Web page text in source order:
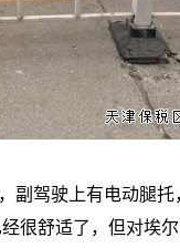
副驾驶上有电动腿
很舒适了，但对埃